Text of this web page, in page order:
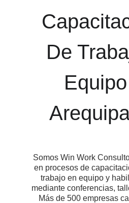
De
Somos Win Work
en procesos de
trabajo en equipo y
mediante conferencias,
Más de 500 empresas